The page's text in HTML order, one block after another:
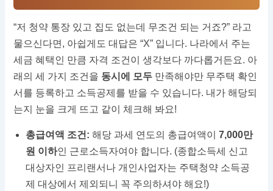
“저 청약 통장 있고 집도 없는데 무조건 되는 거죠?” 라고
물으신다면, 아쉽게도 대답은 “X” 입니다. 나라에서 주는
세금 혜택인 만큼 자격 조건이 생각보다 까다롭거든요. 아
래의 세 가지 조건을 동시에 모두 만족해야만 무주택 확인
서를 등록하고 소득공제를 받을 수 있습니다. 내가 해당되
는지 눈을 크게 뜨고 같이 체크해 봐요!
총급여액 조건: 해당 과세 연도의 총급여액이7,000만
원 이하인 근로소득자여야 합니다. (종합소득세 신고
대상자인 프리랜서나 개인사업자는 주택청약 소득공
제 대상에서 제외되니 꼭 주의하셔야 해요!)